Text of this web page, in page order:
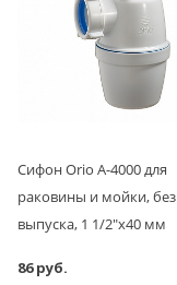
Сифон Orio А-4000 для
раковины и мойки, без
выпуска, 1 1/2"х40 мм
86 руб.